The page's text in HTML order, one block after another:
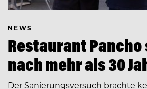
NEWS
Restaurant
nach mehr als 30
Der Sanierungsversuch brachte